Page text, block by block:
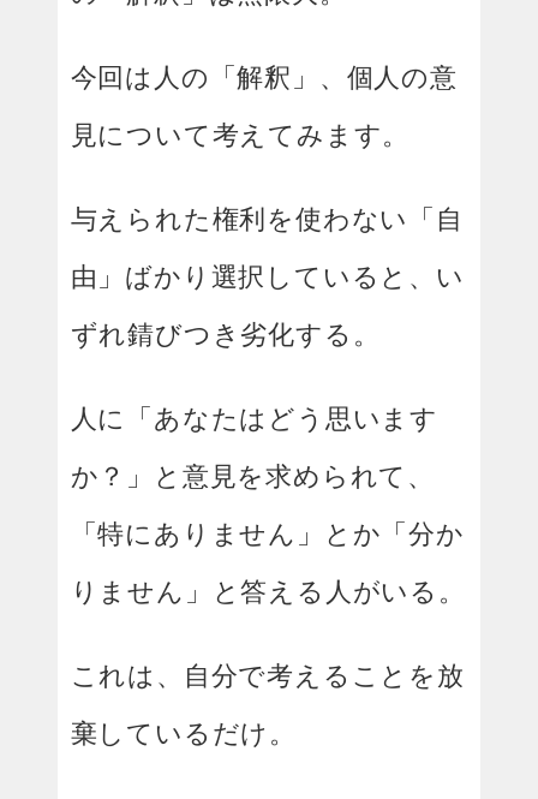
今回は人の「解釈」、個人の意
見について考えてみます。
与えられた権利を使わない「自
由」ばかり選択していると、い
ずれ錆びつき劣化する。
人に「あなたはどう思います
か？」と意見を求められて、
「特にありません」とか「分か
りません」と答える人がいる。
これは、自分で考えることを放
棄しているだけ。